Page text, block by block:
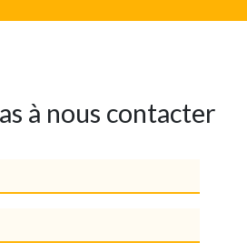
à nous contacter